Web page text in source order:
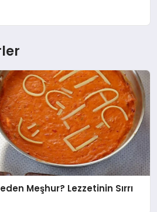
Meşhur? Lezzetinin Sırrı